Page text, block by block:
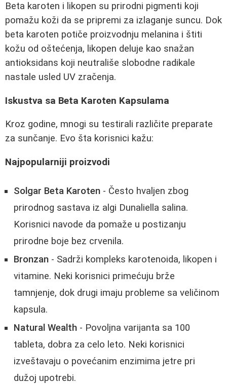
Beta karoten i likopen su prirodni pigmenti koji
pomažu koži da se pripremi za izlaganje suncu. Dok
beta karoten potiče proizvodnju melanina i štiti
kožu od oštećenja, likopen deluje kao snažan
antioksidans koji neutrališe slobodne radikale
nastale usled UV zračenja.
Iskustva sa Beta Karoten Kapsulama
Kroz godine, mnogi su testirali različite preparate
za sunčanje. Evo šta korisnici kažu:
Najpopularniji proizvodi
Solgar Beta Karoten - Često hvaljen zbog
prirodnog sastava iz algi Dunaliella salina.
Korisnici navode da pomaže u postizanju
prirodne boje bez crvenila.
Bronzan - Sadrži kompleks karotenoida, likopen i
vitamine. Neki korisnici primećuju brže
tamnjenje, dok drugi imaju probleme sa veličinom
kapsula.
Natural Wealth - Povoljna varijanta sa 100
tableta, dobra za celo leto. Neki korisnici
izveštavaju o povećanim enzimima jetre pri
dužoj upotrebi.